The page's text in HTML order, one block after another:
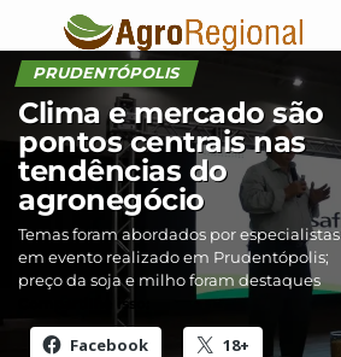
PRUDENTÓPOLIS
Clima e mercado são
pontos centrais nas
tendências do
agronegócio
Temas foram abordados por especialistas
em evento realizado em Prudentópolis;
preço da soja e milho foram destaques
Compartilhe isso:
Facebook 18+